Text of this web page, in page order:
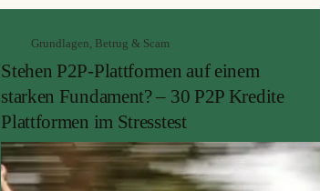
Von wegen P2P Kredit sind Tagesgeld Ersatz.
Grundlagen, Betrug & Scam
Stehen P2P-Plattformen auf einem
starken Fundament? – 30 P2P Kredite
Plattformen im Stresstest